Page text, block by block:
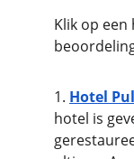
Klik op
1. Hotel
hotel is